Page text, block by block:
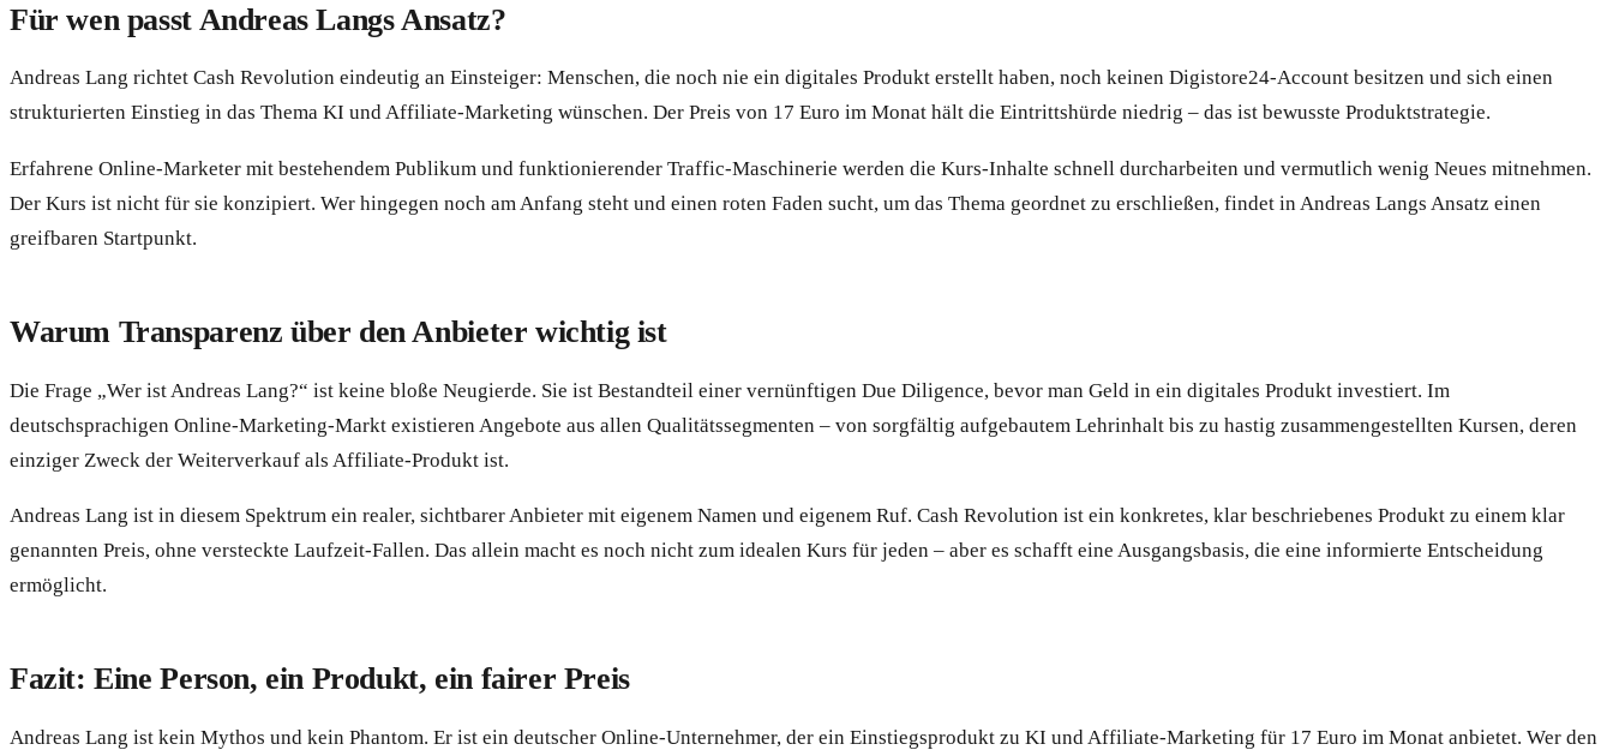
Für wen passt Andreas Langs Ansatz?
Andreas Lang richtet Cash Revolution eindeutig an Einsteiger: Menschen, die noch nie ein digitales Produkt erstellt haben, noch keinen Digistore24-Account besitzen und sich einen
strukturierten Einstieg in das Thema KI und Affiliate-Marketing wünschen. Der Preis von 17 Euro im Monat hält die Eintrittshürde niedrig – das ist bewusste Produktstrategie.
Erfahrene Online-Marketer mit bestehendem Publikum und funktionierender Traffic-Maschinerie werden die Kurs-Inhalte schnell durcharbeiten und vermutlich wenig Neues mitnehmen.
Der Kurs ist nicht für sie konzipiert. Wer hingegen noch am Anfang steht und einen roten Faden sucht, um das Thema geordnet zu erschließen, findet in Andreas Langs Ansatz einen
greifbaren Startpunkt.
Warum Transparenz über den Anbieter wichtig ist
Die Frage „Wer ist Andreas Lang?“ ist keine bloße Neugierde. Sie ist Bestandteil einer vernünftigen Due Diligence, bevor man Geld in ein digitales Produkt investiert. Im
deutschsprachigen Online-Marketing-Markt existieren Angebote aus allen Qualitätssegmenten – von sorgfältig aufgebautem Lehrinhalt bis zu hastig zusammengestellten Kursen, deren
einziger Zweck der Weiterverkauf als Affiliate-Produkt ist.
Andreas Lang ist in diesem Spektrum ein realer, sichtbarer Anbieter mit eigenem Namen und eigenem Ruf. Cash Revolution ist ein konkretes, klar beschriebenes Produkt zu einem klar
genannten Preis, ohne versteckte Laufzeit-Fallen. Das allein macht es noch nicht zum idealen Kurs für jeden – aber es schafft eine Ausgangsbasis, die eine informierte Entscheidung
ermöglicht.
Fazit: Eine Person, ein Produkt, ein fairer Preis
Andreas Lang ist kein Mythos und kein Phantom. Er ist ein deutscher Online-Unternehmer, der ein Einstiegsprodukt zu KI und Affiliate-Marketing für 17 Euro im Monat anbietet. Wer den